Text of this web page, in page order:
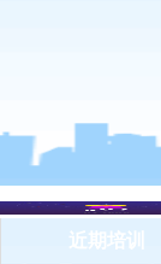
近期培训